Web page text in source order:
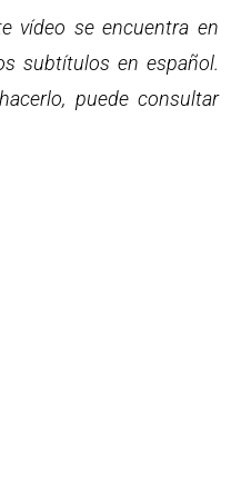
vídeo se encuentra en
subtítulos en español.
puede consultar